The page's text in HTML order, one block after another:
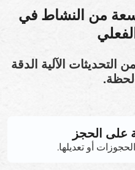
من النشاط في
الآلية الدقة
على الحجز
أو تعديلها.